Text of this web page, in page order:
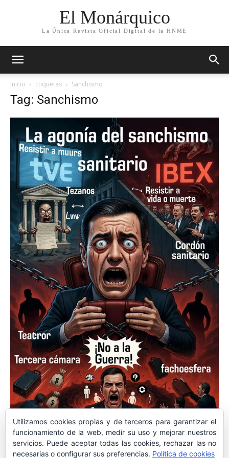
El Monárquico
La Única Revista Oficial Digital de la HNME
Inicio Etiquetas Sanchismo
Tag: Sanchismo
OPINIÓN
Acorralado, libra su última batalla
Utilizamos cookies propias y de terceros para garantizar el
funcionamiento de la web, medir su uso y mejorar nuestros
servicios. Puede aceptar todas las cookies, rechazar las no
necesarias o configurar sus preferencias. Política de cookies